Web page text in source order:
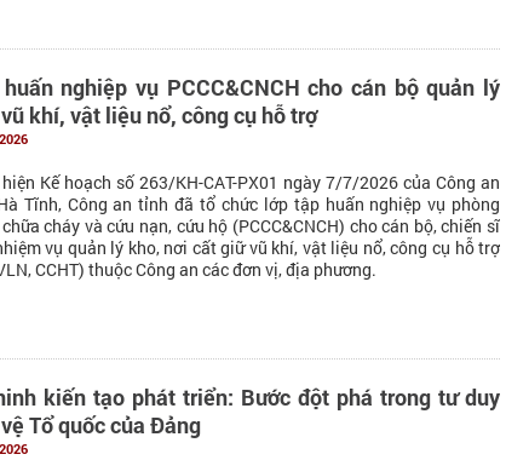
nghiệp vụ PCCC&CNCH cho cán bộ quản lý
khí, vật liệu nổ, công cụ hỗ trợ
Kế hoạch số 263/KH-CAT-PX01 ngày 7/7/2026 của Công an
Tĩnh, Công an tỉnh đã tổ chức lớp tập huấn nghiệp vụ phòng
chữa cháy và cứu nạn, cứu hộ (PCCC&CNCH) cho cán bộ, chiến sĩ
vụ quản lý kho, nơi cất giữ vũ khí, vật liệu nổ, công cụ hỗ trợ
CCHT) thuộc Công an các đơn vị, địa phương.
kiến tạo phát triển: Bước đột phá trong tư duy
Tổ quốc của Đảng